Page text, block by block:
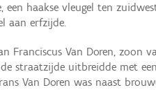
een haakse vleugel ten
aan erfzijde.
Franciscus Van Doren, zoon
straatzijde uitbreidde met
Van Doren was naast